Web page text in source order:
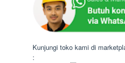
Kunjungi toko kami di
: